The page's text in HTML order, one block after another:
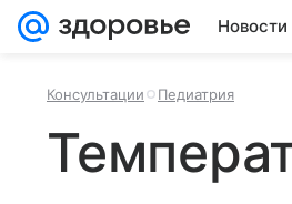
Новости
Консультации Педиатрия